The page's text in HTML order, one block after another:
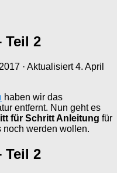
Teil 2
· Aktualisiert4. April
haben wir das
entfernt. Nun geht es
für Schritt Anleitung für
noch werden wollen.
Teil 2